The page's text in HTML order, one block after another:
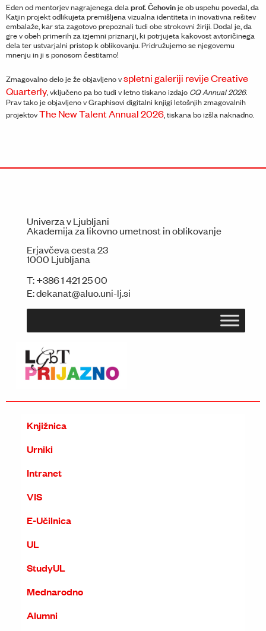
Eden od mentorjev nagrajenega delaprof. Čehovinje ob uspehu povedal, da
Katjin projekt odlikujeta premišljena vizualna identiteta in inovativna rešitev
embalaže, kar sta zagotovo prepoznali tudi obe strokovni žiriji. Dodal je, da
gre v obeh primerih za izjemni priznanji, ki potrjujeta kakovost avtoričinega
dela ter ustvarjalni pristop k oblikovanju. Pridružujemo se njegovemu
mnenju in ji s ponosom čestitamo!
Zmagovalno delo je že objavljeno vspletni galeriji revije Creative
Quarterly, vključeno pa bo tudi v letno tiskano izdajo CQ Annual 2026.
Prav tako je objavljeno v Graphisovi digitalni knjigi letošnjih zmagovalnih
projektovThe New Talent Annual 2026, tiskana bo izšla naknadno.
Univerza v Ljubljani
Akademija za likovno umetnost in oblikovanje
Erjavčeva cesta 23
1000 Ljubljana
T:+386 1 421 25 00
E:dekanat@aluo.uni-lj.si
Knjižnica
Urniki
Intranet
VIS
E-Učilnica
UL
StudyUL
Mednarodno
Alumni